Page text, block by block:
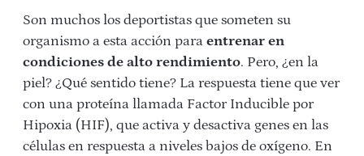
Son muchos los deportistas que someten su
organismo a esta acción para entrenar en
condiciones de alto rendimiento. Pero, ¿en la
piel? ¿Qué sentido tiene? La respuesta tiene que ver
con una proteína llamada Factor Inducible por
Hipoxia (HIF), que activa y desactiva genes en las
células en respuesta a niveles bajos de oxígeno. En